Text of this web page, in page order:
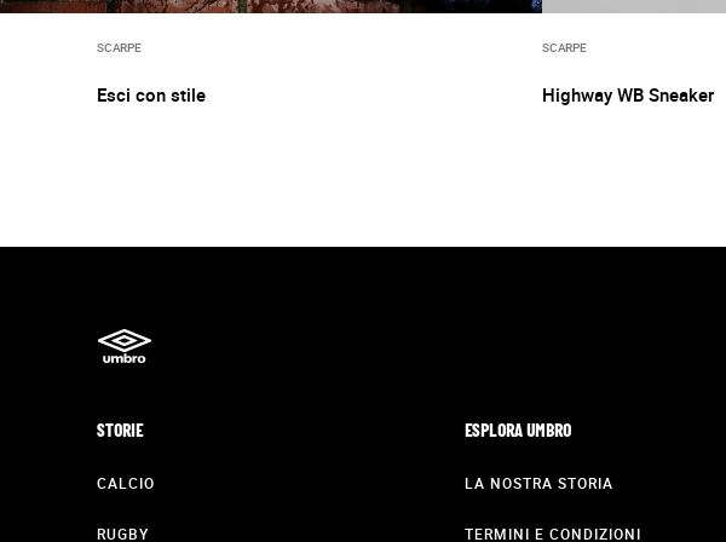
SCARPE
Esci con stile
SCARPE
Highway WB Sneaker
ESPLORA UMBRO
LA NOSTRA STORIA
TERMINI E CONDIZIONI
STORIE
CALCIO
RUGBY